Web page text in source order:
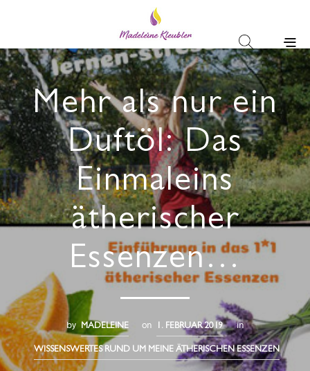
Mehr als nur ein
Duftöl: Das
Einmaleins
ätherischer
Essenzen…
by MADELEINE on 1. FEBRUAR 2019 in
WISSENSWERTES RUND UM MEINE ÄTHERISCHEN ESSENZEN